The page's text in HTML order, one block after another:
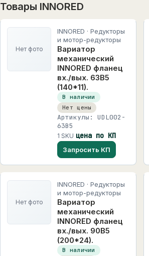
Товары INNORED
Нет фото
INNORED · Редукторы
и мотор-редукторы
Вариатор
механический
INNORED фланец
вх./вых. 63B5
(140*11).
В наличии
Нет цены
Артикулы: UDL002-
63B5
1 SKU цена по КП
Запросить КП
Нет фото
INNORED · Редукторы
и мотор-редукторы
Вариатор
механический
INNORED фланец
вх./вых. 90B5
(200*24).
В наличии